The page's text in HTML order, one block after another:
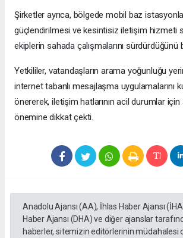
Şirketler ayrıca, bölgede mobil baz
güçlendirilmesi ve kesintisiz iletişim hizmeti
ekiplerin sahada çalışmalarını sürdürdüğünü
Yetkililer, vatandaşların arama yoğunluğu
internet tabanlı mesajlaşma uygulamalarını
önererek, iletişim hatlarının acil durumlar için
önemine dikkat çekti.
Anadolu Ajansı (AA), İhlas Haber Ajansı
Haber Ajansı (DHA) ve diğer ajanslar
haberler, sitemizin editörlerinin müdahalesi